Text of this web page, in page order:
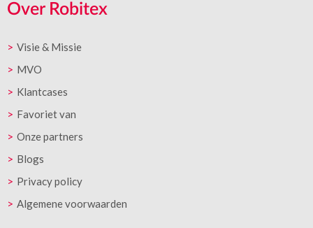
Over Robitex
Visie & Missie
MVO
Klantcases
Favoriet van
Onze partners
Blogs
Privacy policy
Algemene voorwaarden